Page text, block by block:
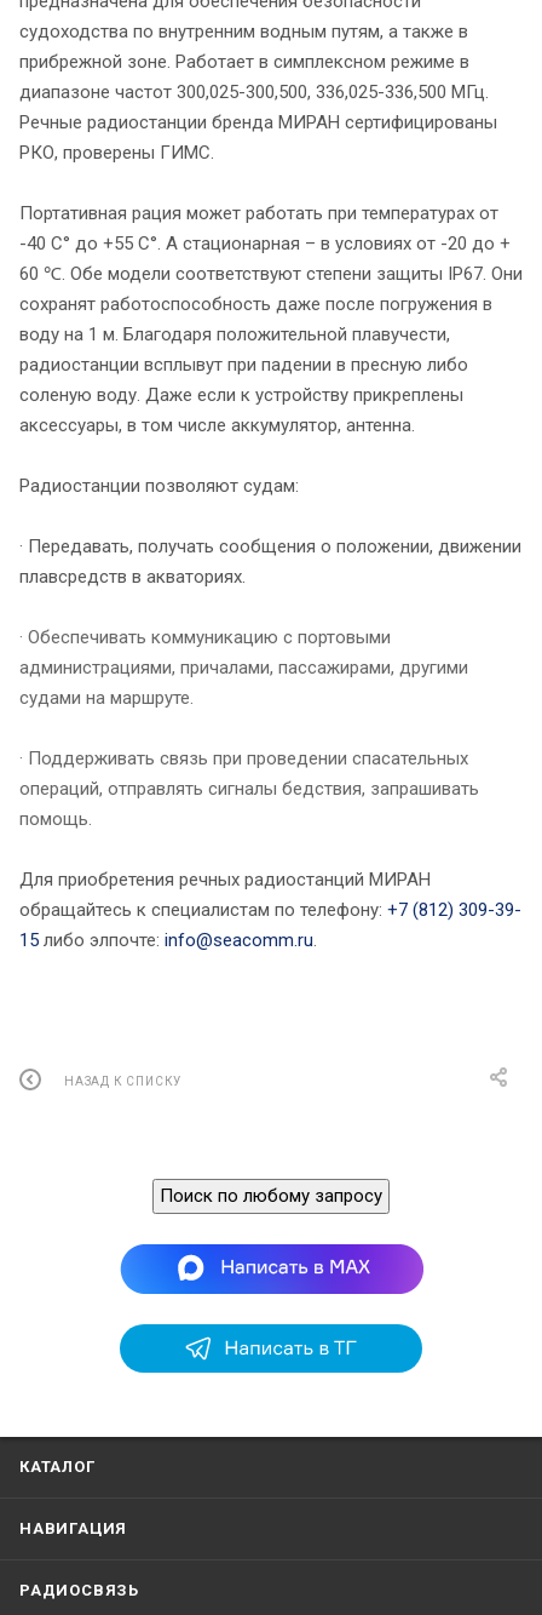
судоходства по внутренним водным путям, а также в
прибрежной зоне. Работает в симплексном режиме в
диапазоне частот 300,025-300,500, 336,025-336,500 МГц.
Речные радиостанции бренда МИРАН сертифицированы
РКО, проверены ГИМС.
Портативная рация может работать при температурах от
-40 С° до +55 С°. А стационарная – в условиях от -20 до +
60 ℃. Обе модели соответствуют степени защиты IP67. Они
сохранят работоспособность даже после погружения в
воду на 1 м. Благодаря положительной плавучести,
радиостанции всплывут при падении в пресную либо
соленую воду. Даже если к устройству прикреплены
аксессуары, в том числе аккумулятор, антенна.
Радиостанции позволяют судам:
· Передавать, получать сообщения о положении, движении
плавсредств в акваториях.
· Обеспечивать коммуникацию с портовыми
администрациями, причалами, пассажирами, другими
судами на маршруте.
· Поддерживать связь при проведении спасательных
операций, отправлять сигналы бедствия, запрашивать
помощь.
Для приобретения речных радиостанций МИРАН
обращайтесь к специалистам по телефону: +7 (812) 309-39-
15 либо элпочте: info@seacomm.ru.
НАЗАД К СПИСКУ
Поиск по любому запросу
КАТАЛОГ
НАВИГАЦИЯ
РАДИОСВЯЗЬ